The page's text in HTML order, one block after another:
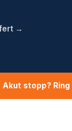
→
Akut stopp? Ring